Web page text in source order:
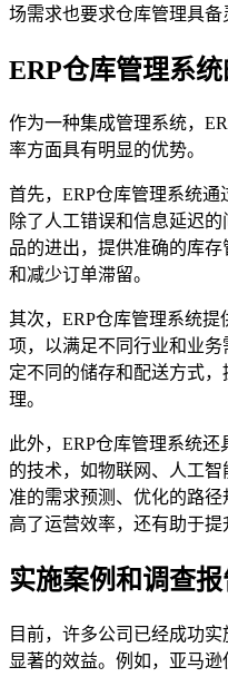
场需求也要求仓库管理具备
ERP仓库管理系
作为一种集成管理系统，
率方面具有明显的优势。
首先，ERP仓库管理系统
除了人工错误和信息延迟
品的进出，提供准确的库
和减少订单滞留。
其次，ERP仓库管理系统
项，以满足不同行业和业
定不同的储存和配送方式
理。
此外，ERP仓库管理系统
的技术，如物联网、人工
准的需求预测、优化的路
高了运营效率，还有助于提
实施案例和调查报
目前，许多公司已经成功
显著的效益。例如，亚马